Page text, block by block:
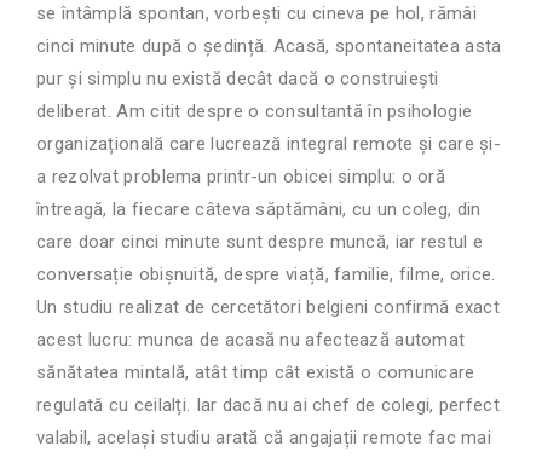
se întâmplă spontan, vorbești cu cineva pe hol, rămâi
cinci minute după o ședință. Acasă, spontaneitatea asta
pur și simplu nu există decât dacă o construiești
deliberat. Am citit despre o consultantă în psihologie
organizațională care lucrează integral remote și care și-
a rezolvat problema printr-un obicei simplu: o oră
întreagă, la fiecare câteva săptămâni, cu un coleg, din
care doar cinci minute sunt despre muncă, iar restul e
conversație obișnuită, despre viață, familie, filme, orice.
Un studiu realizat de cercetători belgieni confirmă exact
acest lucru: munca de acasă nu afectează automat
sănătatea mintală, atât timp cât există o comunicare
regulată cu ceilalți. Iar dacă nu ai chef de colegi, perfect
valabil, același studiu arată că angajații remote fac mai